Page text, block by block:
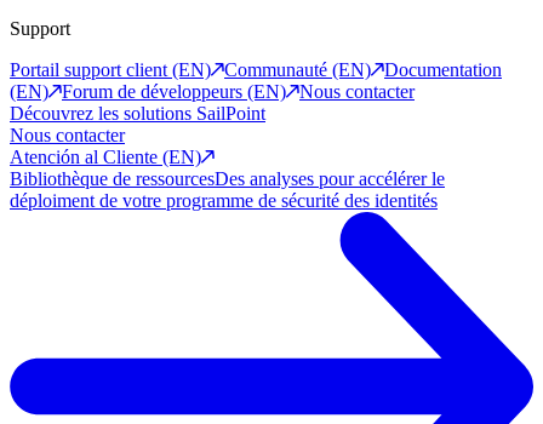
Support
Portail support client (EN)
Communauté (EN)
Documentation
(EN)
Forum de développeurs (EN)
Nous contacter
Découvrez les solutions SailPoint
Nous contacter
Atención al Cliente (EN)
Bibliothèque de ressourcesDes analyses pour accélérer le
déploiment de votre programme de sécurité des identités